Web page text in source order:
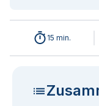
15 min.